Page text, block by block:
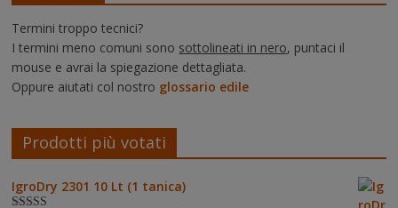
Termini troppo tecnici?
I termini meno comuni sono sottolineati in nero, puntaci il
mouse e avrai la spiegazione dettagliata.
Oppure aiutati col nostro glossario edile
Prodotti più votati
IgroDry 2301 10 Lt (1 tanica)